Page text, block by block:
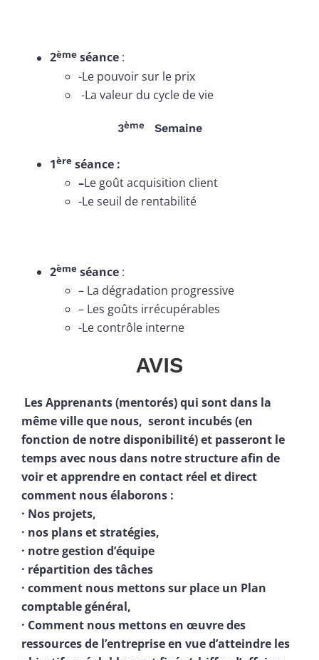
2ème séance :
-Le pouvoir sur le prix
-La valeur du cycle de vie
3ème Semaine
1ère séance :
–Le goût acquisition client
-Le seuil de rentabilité
2ème séance :
– La dégradation progressive
– Les goûts irrécupérables
-Le contrôle interne
AVIS
Les Apprenants (mentorés) qui sont dans la
même ville que nous, seront incubés (en
fonction de notre disponibilité) et passeront le
temps avec nous dans notre structure afin de
voir et apprendre en contact réel et direct
comment nous élaborons :
· Nos projets,
· nos plans et stratégies,
· notre gestion d’équipe
· répartition des tâches
· comment nous mettons sur place un Plan
comptable général,
· Comment nous mettons en œuvre des
ressources de l’entreprise en vue d’atteindre les